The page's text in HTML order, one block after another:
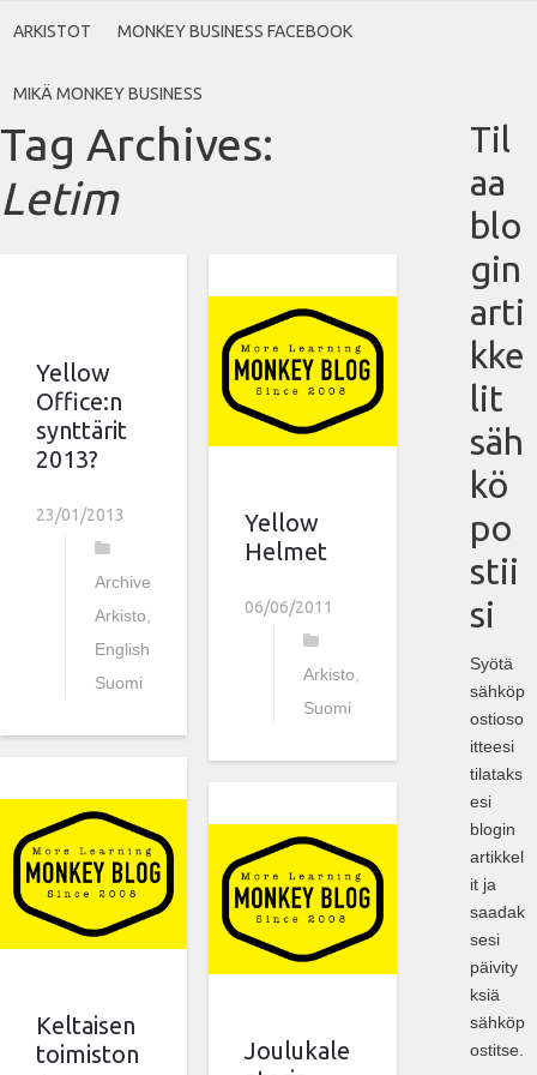
ARKISTOT MONKEY BUSINESS FACEBOOK
MIKÄ MONKEY BUSINESS
Tag Archives:
Letim
Yellow
Office:n
synttärit
2013?
23/01/2013
Archive
Arkisto
English
Suomi
Keltaisen
toimiston
Yellow
Helmet
06/06/2011
Arkisto
Suomi
Joulukale
Til
aa
blo
gin
arti
kke
lit
säh
kö
po
stii
si
Syötä
sähköp
ostioso
itteesi
tilataks
esi
blogin
artikkel
it ja
saadak
sesi
päivity
ksiä
sähköp
ostitse.